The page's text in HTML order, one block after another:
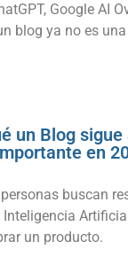
Google AI
blog ya no es
un Blog
en
buscan
un producto.